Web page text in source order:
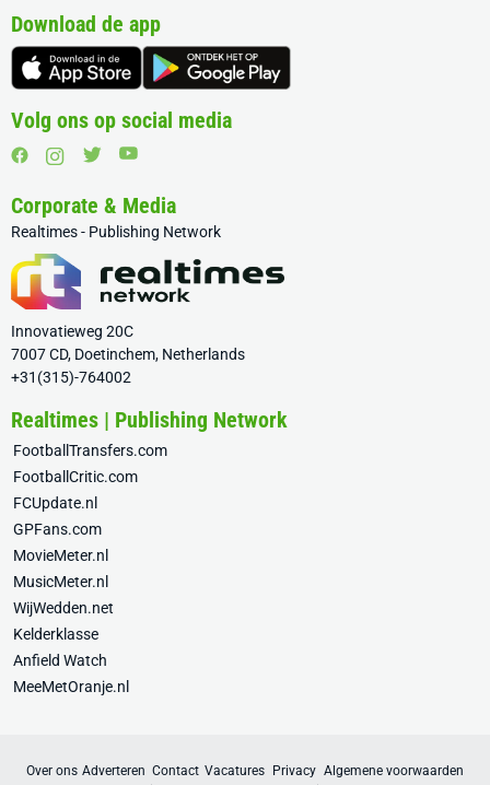
Download de app
Volg ons op social media
Corporate & Media
Realtimes - Publishing Network
Innovatieweg 20C
7007 CD, Doetinchem, Netherlands
+31(315)-764002
Realtimes | Publishing Network
FootballTransfers.com
FootballCritic.com
FCUpdate.nl
GPFans.com
MovieMeter.nl
MusicMeter.nl
WijWedden.net
Kelderklasse
Anfield Watch
MeeMetOranje.nl
Over ons Adverteren Contact Vacatures Privacy Algemene voorwaarden